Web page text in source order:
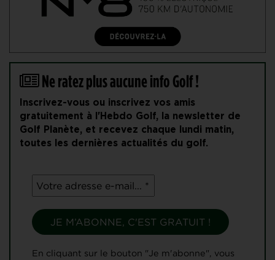
Ne ratez plus aucune info Golf !
Inscrivez-vous ou inscrivez vos amis
gratuitement à l'Hebdo Golf, la newsletter de
Golf Planète, et recevez chaque lundi matin,
toutes les dernières actualités du golf.
En cliquant sur le bouton "Je m'abonne", vous